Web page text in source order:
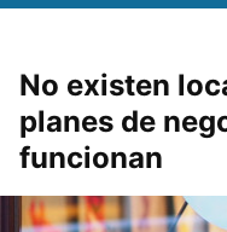
No existen
planes de
funcionan